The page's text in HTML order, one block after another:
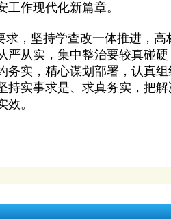
作现代化新篇章。
，坚持学查改一体推进，高
从实，集中整治要较真碰
实，精心谋划部署，认真
实事求是、求真务实，把
。